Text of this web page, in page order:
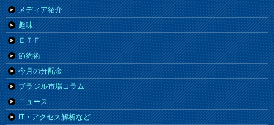
メディア紹介
趣味
ＥＴＦ
節約術
今月の分配金
ブラジル市場コラム
ニュース
IT・アクセス解析など